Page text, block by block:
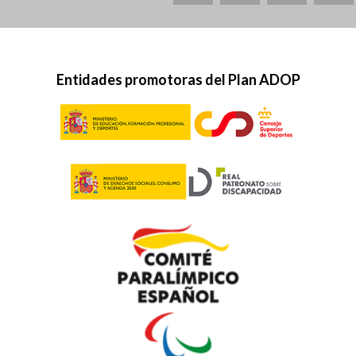
Entidades promotoras del Plan ADOP